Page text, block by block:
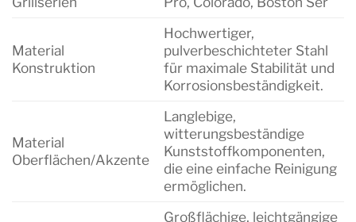
Material
Konstruktion
Hochwertiger,
pulverbeschichteter Stahl
für maximale Stabilität und
Korrosionsbeständigkeit.
Material
Oberflächen/Akzente
Langlebige,
witterungsbeständige
Kunststoffkomponenten,
die eine einfache Reinigung
ermöglichen.
Großflächige, leichtgängige